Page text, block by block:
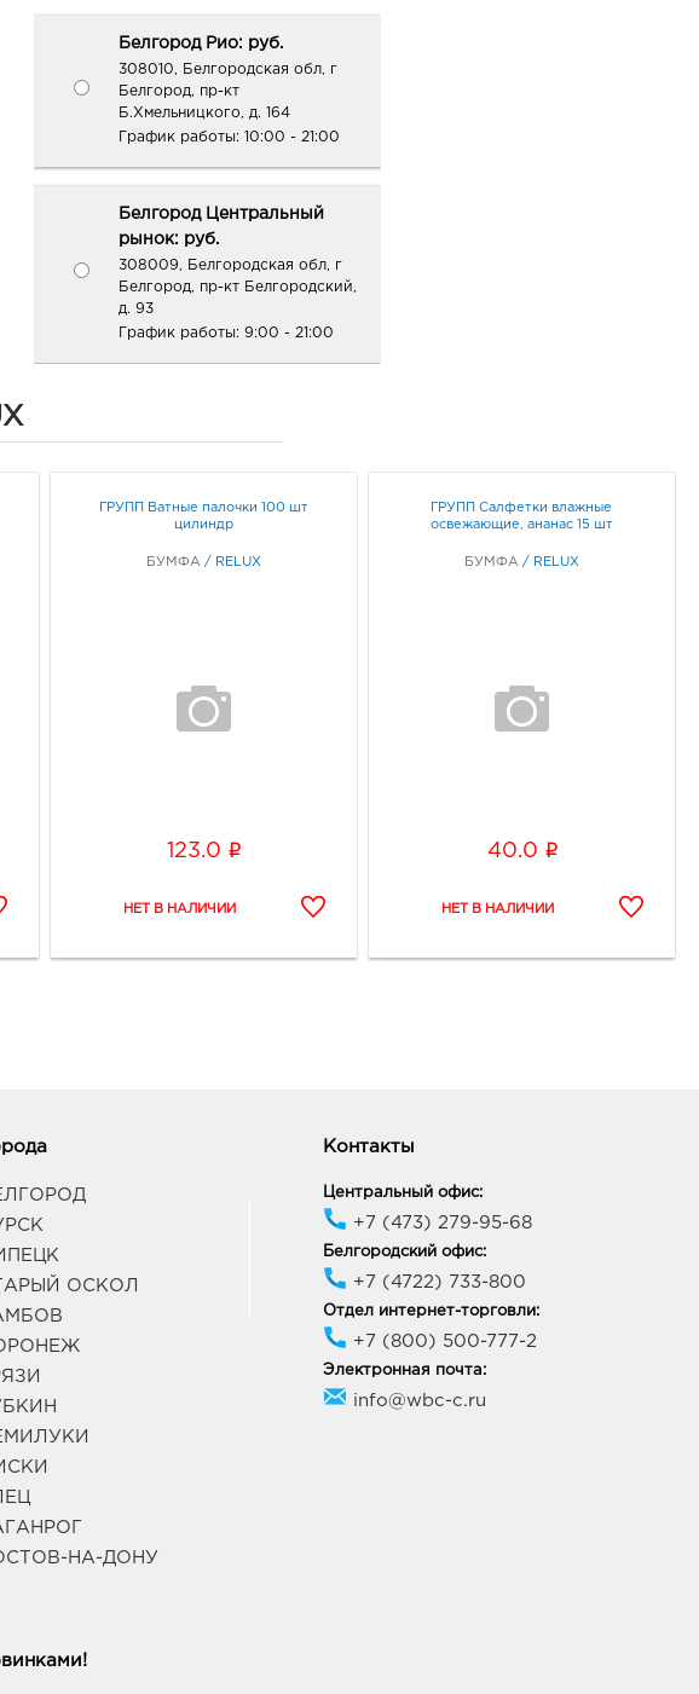
Белгород Рио: руб.
308010, Белгородская обл, г
Белгород, пр-кт
Б.Хмельницкого, д. 164
График работы: 10:00 - 21:00
Белгород Центральный
рынок: руб.
308009, Белгородская обл, г
Белгород, пр-кт Белгородский,
д. 93
График работы: 9:00 - 21:00
Белгород Линия-1: руб.
Воронеж Линия Остужева:
руб.
10:00 - 22:00
394033, Воронежская обл, г
Воронеж, пр-кт Ленинский, д.
95б
10:00 - 21:00
Н.Усмань Аксиома: руб.
Воронеж Космос: руб.
ГРУПП Ватные палочки 100 шт
цилиндр
БУМФА / RELUX
123.0 i
ГРУПП Салфетки влажные
освежающие, ананас 15 шт
БУМФА / RELUX
40.0 i
ОСКОЛ
НА-ДОНУ
Контакты
Центральный офис:
+7 (473) 279-95-68
Белгородский офис:
+7 (4722) 733-800
Отдел интернет-торговли:
+7 (800) 500-777-2
Электронная почта:
info@wbc-c.ru